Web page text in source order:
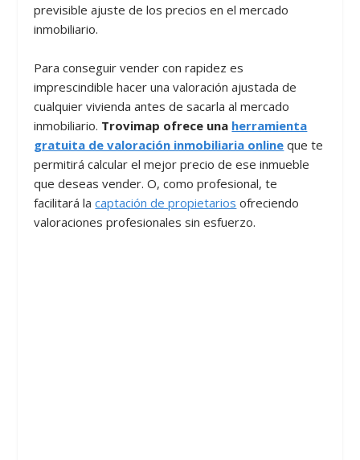
previsible ajuste de los precios en el mercado
inmobiliario.
Para conseguir vender con rapidez es
imprescindible hacer una valoración ajustada de
cualquier vivienda antes de sacarla al mercado
inmobiliario. Trovimap ofrece una herramienta
gratuita de valoración inmobiliaria online que te
permitirá calcular el mejor precio de ese inmueble
que deseas vender. O, como profesional, te
facilitará lacaptación de propietarios ofreciendo
valoraciones profesionales sin esfuerzo.